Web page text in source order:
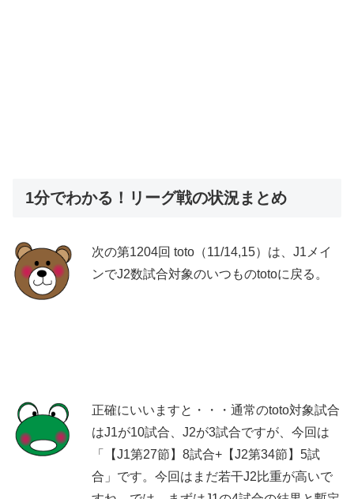
1分でわかる！リーグ戦の状況まとめ
次の第1204回 toto（11/14,15）は、J1メイ
ンでJ2数試合対象のいつものtotoに戻る。
正確にいいますと・・・通常のtoto対象試合
はJ1が10試合、J2が3試合ですが、今回は
「【J1第27節】8試合+【J2第34節】5試
合」です。今回はまだ若干J2比重が高いで